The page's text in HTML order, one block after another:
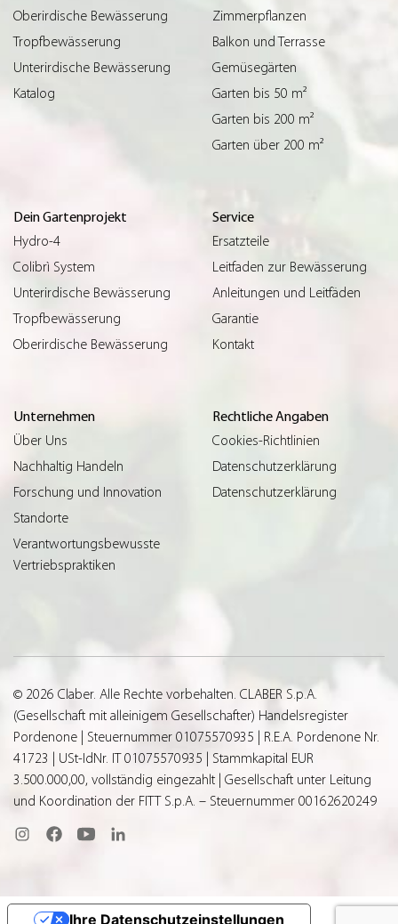
Oberirdische Bewässerung
Tropfbewässerung
Unterirdische Bewässerung
Katalog
Zimmerpflanzen
Balkon und Terrasse
Gemüsegärten
Garten bis 50 m²
Garten bis 200 m²
Garten über 200 m²
Dein Gartenprojekt
Hydro-4
Colibrì System
Unterirdische Bewässerung
Tropfbewässerung
Oberirdische Bewässerung
Service
Ersatzteile
Leitfaden zur Bewässerung
Anleitungen und Leitfäden
Garantie
Kontakt
Unternehmen
Über Uns
Nachhaltig Handeln
Forschung und Innovation
Standorte
Verantwortungsbewusste
Vertriebspraktiken
Rechtliche Angaben
Cookies-Richtlinien
Datenschutzerklärung
Datenschutzerklärung
© 2026 Claber. Alle Rechte vorbehalten. CLABER S.p.A.
(Gesellschaft mit alleinigem Gesellschafter) Handelsregister
Pordenone | Steuernummer 01075570935 | R.E.A. Pordenone Nr.
41723 | USt-IdNr. IT 01075570935 | Stammkapital EUR
3.500.000,00, vollständig eingezahlt | Gesellschaft unter Leitung
und Koordination der FITT S.p.A. – Steuernummer 00162620249
Ihre Datenschutzeinstellungen